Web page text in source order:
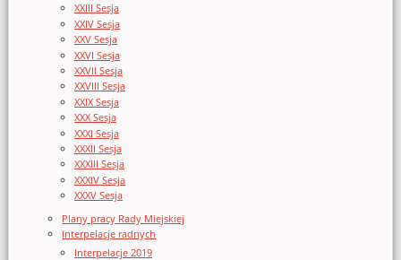
XXIII Sesja
XXIV Sesja
XXV Sesja
XXVI Sesja
XXVII Sesja
XXVIII Sesja
XXIX Sesja
XXX Sesja
XXXI Sesja
XXXII Sesja
XXXIII Sesja
XXXIV Sesja
XXXV Sesja
Plany pracy Rady Miejskiej
Interpelacje radnych
Interpelacje 2019